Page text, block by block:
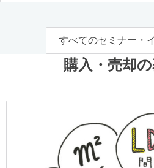
すべてのセミナー・
購入・売却